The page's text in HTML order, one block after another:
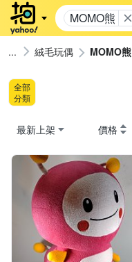
MOMO熊
絨毛玩偶 MOMO熊
全部
分類
最新上架 價格